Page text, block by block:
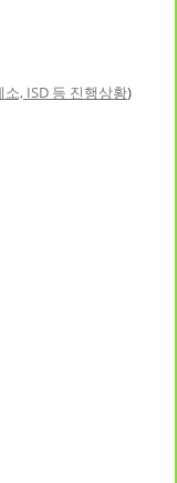
, ISD 등 진행상황)